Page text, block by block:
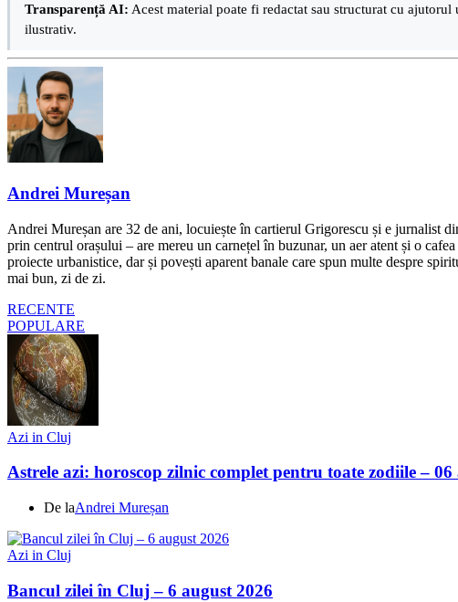
Transparență AI: Acest material poate fi redactat sau structurat cu
ilustrativ.
Andrei Mureșan
Andrei Mureșan are 32 de ani, locuiește în cartierul Grigorescu și e jurnalist
prin centrul orașului – are mereu un carnețel în buzunar, un aer atent și o
proiecte urbanistice, dar și povești aparent banale care spun multe despre
mai bun, zi de zi.
RECENTE
POPULARE
Azi in Cluj
Astrele azi: horoscop zilnic complet pentru toate zodiile – 06
De laAndrei Mureșan
Azi in Cluj
Bancul zilei în Cluj – 6 august 2026